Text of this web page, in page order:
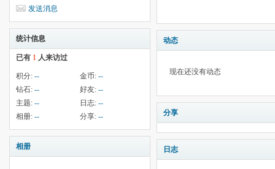
发送消息
统计信息
已有 1 人来访过
积分: -- 金币: --
钻石: -- 好友: --
主题: -- 日志: --
相册: -- 分享: --
相册
动态
现在还没有动态
分享
日志